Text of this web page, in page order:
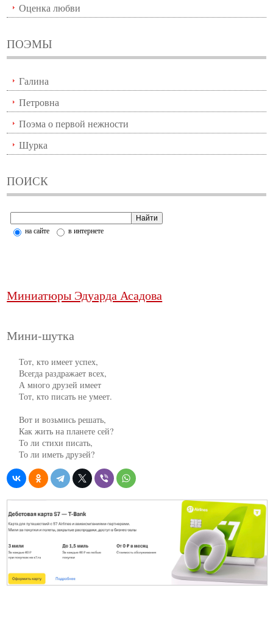
Оценка любви
ПОЭМЫ
Галина
Петровна
Поэма о первой нежности
Шурка
ПОИСК
на сайте в интернете
Миниатюры Эдуарда Асадова
Мини-шутка
     Тот, кто имеет успех,
     Всегда раздражает всех,
     А много друзей имеет
     Тот, кто писать не умеет.
     Вот и возьмись решать,
     Как жить на планете сей?
     То ли стихи писать,
     То ли иметь друзей?